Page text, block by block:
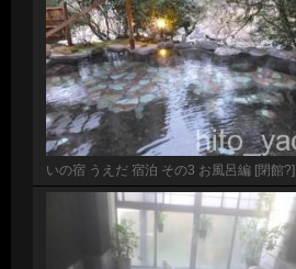
いの宿 うえだ 宿泊 その3 お風呂編 [閉館?]